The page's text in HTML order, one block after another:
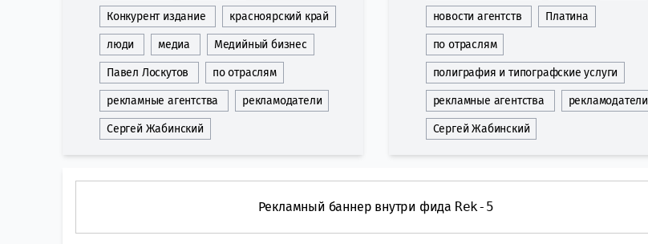
Конкурент издание красноярский край
люди медиа Медийный бизнес
Павел Лоскутов по отраслям
рекламные агентства рекламодатели
Сергей Жабинский
новости агентств Платина
по отраслям
полиграфия и типографские услуги
рекламные агентства рекламодатели
Сергей Жабинский
Рекламный баннер внутри фида Rek-5